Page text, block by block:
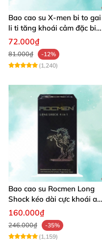
Bao cao su X-men bi to gai
li ti tăng khoái cảm đặc biệt
cho phái nữ
72.000₫
81.000₫
-12%
(1,240)
Bao cao su Rocmen Long
Shock kéo dài cực khoái an
toàn hộp 12
160.000₫
246.000₫
-35%
(1,159)